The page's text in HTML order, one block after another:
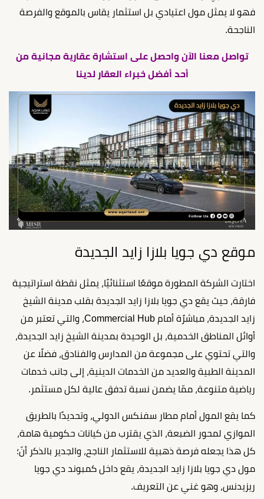
فهو لا يمثل مول اعتيادي بل استثمار يقاس بالموقع والفرصة
الناجحة.
تواصل معنا الآن واحصل على استشارة عقارية مجانية من
أحد أفضل خبراء العقار لدينا
موقع دي جويا بلازا زايد الجديدة
اختارت الشركة المطورة موقعًا استثنائيًا، يمثل نقطة استراتيجية
فارقة، حيث يقع دي جويا بلازا زايد الجديدة بقلب مدينة الشيخ
زايد الجديدة، مباشرًة أمام Commercial Hub، والتي تعتبر من
أوائل المناطق الخدمية، بل الوحيدة بمدينة الشيخ زايد الجديدة،
والتي تحتوي على مجموعة من المدارس والفنادق، فضلًا عن
المدينة الطبية والعديد من الخدمات الدينية، إلى جانب خدمات
رياضية متنوعة، ممّا يضمن نسبة تدفق عالية لكل مستثمر.
كما يقع المول أمام مطار سفنكس الدولي، وتحديدًا بالطريق
الموازي لمحور الضبعة، الذي يقترب من كيانات حكومية هامة،
كل هذا يجعله فرصة ذهبية للاستثمار الناجح، والجدير بالذكر أنّ؛
مول دي جويا بلازا زايد الجديدة، يقع داخل كمبوند دي جويا
ريزيدنس، وهو غني عن التعريف.